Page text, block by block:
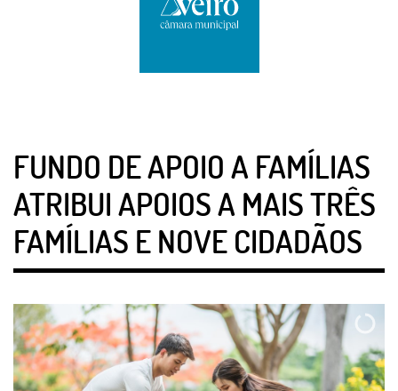
FUNDO DE APOIO A FAMÍLIAS
ATRIBUI APOIOS A MAIS TRÊS
FAMÍLIAS E NOVE CIDADÃOS